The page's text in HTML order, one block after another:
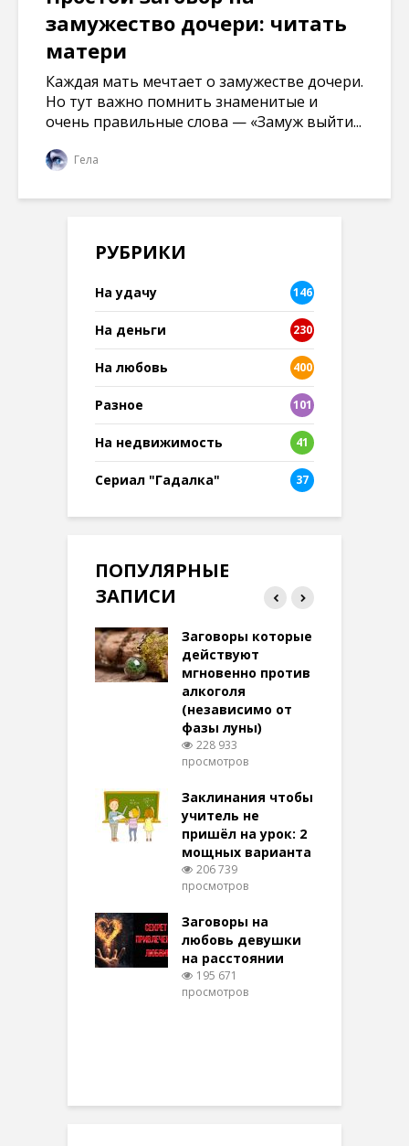
замужество дочери: читать
матери
Каждая мать мечтает о замужестве дочери.
Но тут важно помнить знаменитые и
очень правильные слова — «Замуж выйти...
Гела
РУБРИКИ
На удачу 146
На деньги 230
На любовь 400
Разное
101
8
На недвижимость 41
Сериал "Гадалка" 37
ПОПУЛЯРНЫЕ
ЗАПИСИ
Заговоры которые
действуют
мгновенно против
алкоголя
(независимо от
фазы луны)
228 933
просмотров
Заклинания чтобы
учитель не
пришёл на урок: 2
мощных варианта
206 739
просмотров
Заговоры на
любовь девушки
на расстоянии
195 671
просмотров